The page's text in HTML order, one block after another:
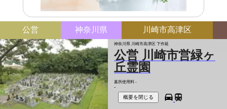
公営 神奈川県 川崎市高津区
神奈川県 川崎市高津区 下作延
公営 川崎市営緑ヶ
丘霊園
墓所使用料 -
-
概要を閉じる